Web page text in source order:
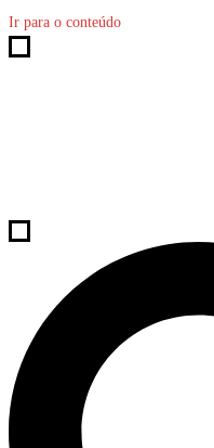
Ir para o conteúdo